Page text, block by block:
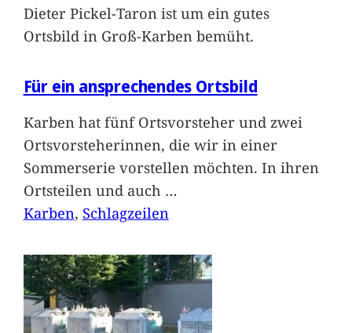
Dieter Pickel-Taron ist um ein gutes
Ortsbild in Groß-Karben bemüht.
Für ein ansprechendes Ortsbild
Karben hat fünf Ortsvorsteher und zwei
Ortsvorsteherinnen, die wir in einer
Sommerserie vorstellen möchten. In ihren
Ortsteilen und auch …
Karben, Schlagzeilen